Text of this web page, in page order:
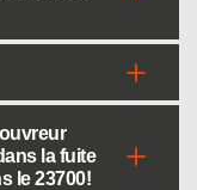
la fuite
le 23700!